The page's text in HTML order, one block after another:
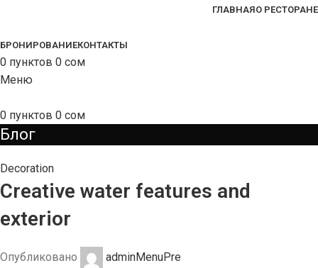
ГЛАВНАЯО РЕСТОРАНЕ
БРОНИРОВАНИЕКОНТАКТЫ
0 пунктов 0 сом
Меню
0 пунктов 0 сом
Блог
Decoration
Creative water features and
exterior
Опубликовано
adminMenuPre